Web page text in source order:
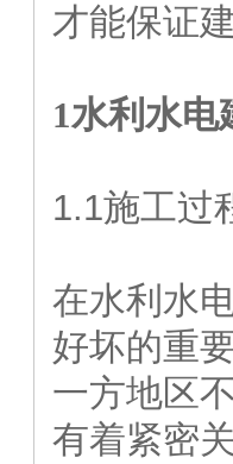
才能保证
1水利水电
1.1施工过
在水利水
好坏的重
一方地区
有着紧密